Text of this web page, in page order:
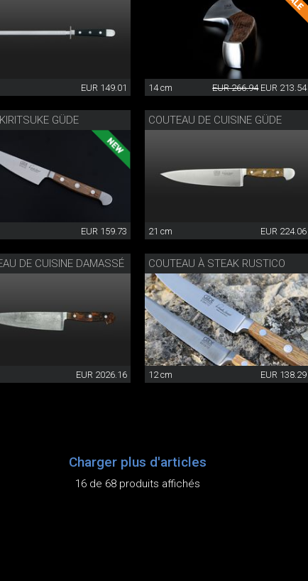
EUR 149.01 14 cm EUR 266.94 EUR 213.54
GÜDE
EUR 159.73
COUTEAU DE CUISINE GÜDE
21 cm EUR 224.06
DE CUISINE DAMASSÉ
EUR 2026.16
COUTEAU À STEAK RUSTICO
12 cm EUR 138.29
Charger plus d'articles
16 de 68 produits affichés